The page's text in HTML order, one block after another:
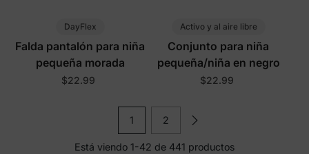
DayFlex
Falda pantalón para niña
pequeña morada
$22.99
Activo y al aire libre
Conjunto para niña
pequeña/niña en negro
$22.99
1 2
Está viendo 1-42 de 441 productos